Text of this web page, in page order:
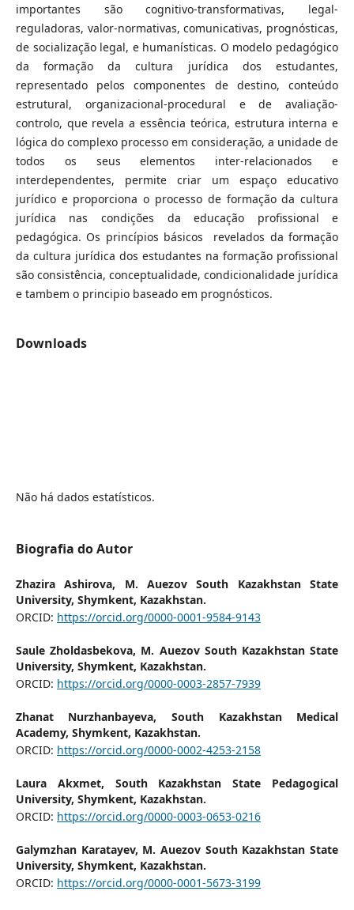
importantes são cognitivo-transformativas, legal-
reguladoras, valor-normativas, comunicativas, prognósticas,
de socialização legal, e humanísticas. O modelo pedagógico
da formação da cultura jurídica dos estudantes,
representado pelos componentes de destino, conteúdo
estrutural, organizacional-procedural e de avaliação-
controlo, que revela a essência teórica, estrutura interna e
lógica do complexo processo em consideração, a unidade de
todos os seus elementos inter-relacionados e
interdependentes, permite criar um espaço educativo
jurídico e proporciona o processo de formação da cultura
jurídica nas condições da educação profissional e
pedagógica. Os princípios básicos revelados da formação
da cultura jurídica dos estudantes na formação profissional
são consistência, conceptualidade, condicionalidade jurídica
e tambem o principio baseado em prognósticos.
Downloads
Não há dados estatísticos.
Biografia do Autor
Zhazira Ashirova, M. Auezov South Kazakhstan State
University, Shymkent, Kazakhstan.
ORCID: https://orcid.org/0000-0001-9584-9143
Saule Zholdasbekova, M. Auezov South Kazakhstan State
University, Shymkent, Kazakhstan.
ORCID: https://orcid.org/0000-0003-2857-7939
Zhanat Nurzhanbayeva, South Kazakhstan Medical
Academy, Shymkent, Kazakhstan.
ORCID: https://orcid.org/0000-0002-4253-2158
Laura Akxmet, South Kazakhstan State Pedagogical
University, Shymkent, Kazakhstan.
ORCID: https://orcid.org/0000-0003-0653-0216
Galymzhan Karatayev, M. Auezov South Kazakhstan State
University, Shymkent, Kazakhstan.
ORCID: https://orcid.org/0000-0001-5673-3199